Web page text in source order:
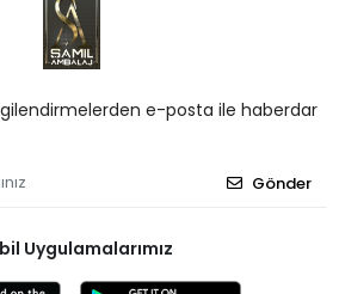
e-posta ile haberdar
Gönder
Uygulamalarımız